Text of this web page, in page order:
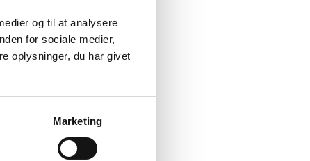
og til at analysere
for sociale medier,
oplysninger, du har givet
Marketing